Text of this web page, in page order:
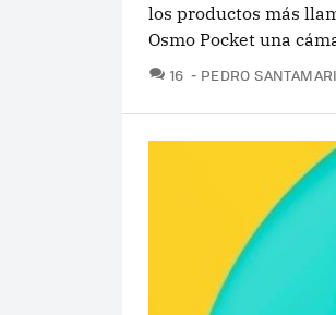
los productos más
Osmo Pocket una
16 COMENTARIOS
PEDRO